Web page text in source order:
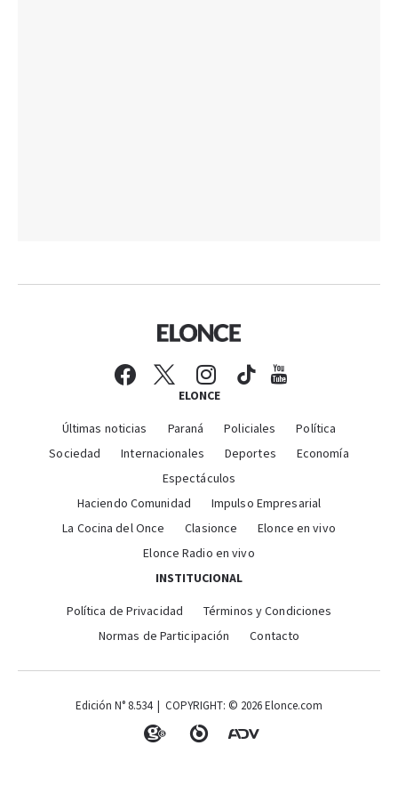
ELONCE
Últimas noticias Paraná Policiales
Política
Sociedad
Internacionales Deportes
Economía
Espectáculos
Haciendo Comunidad
Impulso Empresarial
La Cocina del Once
Clasionce
Elonce en vivo
Elonce Radio en vivo
INSTITUCIONAL
Política de Privacidad
Términos y Condiciones
Normas de Participación
Contacto
Edición N° 8.534 | COPYRIGHT: © 2026 Elonce.com